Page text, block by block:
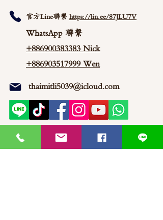
官方Line聯繫 https://lin.ee/87JLU7V
WhatsApp 聯繫
+886900383383 Nick
+886903517999 Wen
thaimitli5039@icloud.com